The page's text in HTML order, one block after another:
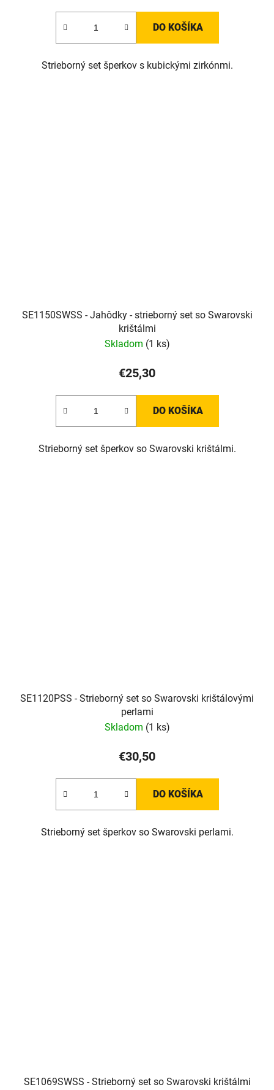
DO KOŠÍKA
Strieborný set šperkov s kubickými zirkónmi.
SE1150SWSS - Jahôdky - strieborný set so Swarovski
krištálmi
Skladom (1 ks)
€25,30
DO KOŠÍKA
Strieborný set šperkov so Swarovski krištálmi.
SE1120PSS - Strieborný set so Swarovski krištálovými
perlami
Skladom (1 ks)
€30,50
DO KOŠÍKA
Strieborný set šperkov so Swarovski perlami.
SE1069SWSS - Strieborný set so Swarovski krištálmi